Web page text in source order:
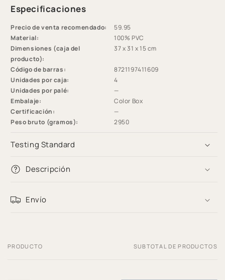
aventura
Multicolor
-
Wild
Life
aventura
Multicolor
Wild
Especificaciones
Precio de venta recomendado:
59.95
Material:
100% PVC
Dimensiones (caja del
producto):
37 x 31 x 15 cm
Código de barras:
8721197411609
Unidades por caja:
4
Unidades por palé:
—
Embalaje:
Color Box
Certificación:
—
Peso bruto (gramos):
2950
Testing Standard
Descripción
Envío
Tu
PRODUCTO SUBTOTAL DE PRODUCTOS